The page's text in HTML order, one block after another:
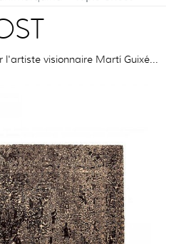
l'artiste visionnaire Martí Guixé...